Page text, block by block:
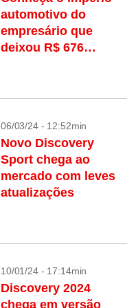
automotivo do
empresário que
deixou R$ 676
cachorro
06/03/24 - 12:52min
Novo Discovery
Sport chega ao
mercado com leves
atualizações
10/01/24 - 17:14min
Discovery 2024
chega em versão